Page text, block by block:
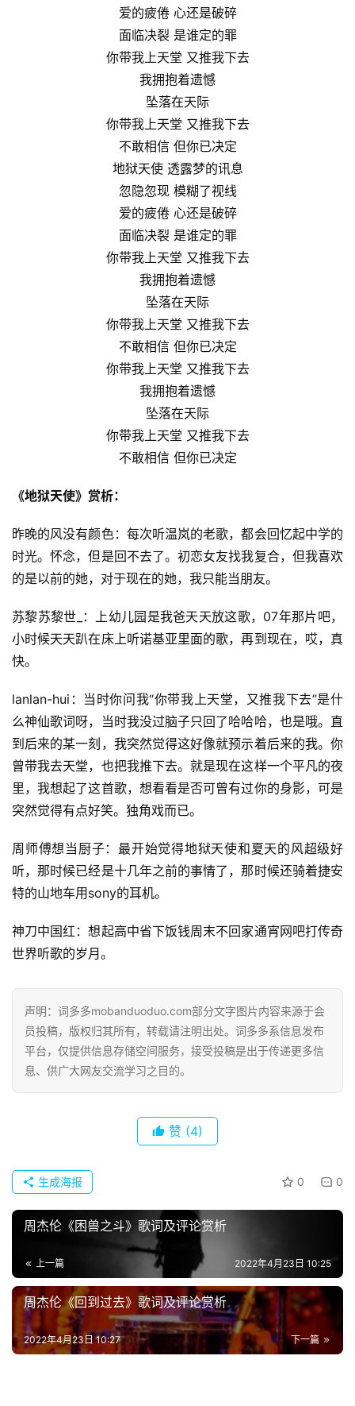
首
页
好
爱的疲倦 心还是破碎
面临决裂 是谁定的罪
你带我上天堂 又推我下去
我拥抱着遗憾
坠落在天际
你带我上天堂 又推我下去
不敢相信 但你已决定
地狱天使 透露梦的讯息
忽隐忽现 模糊了视线
爱的疲倦 心还是破碎
面临决裂 是谁定的罪
你带我上天堂 又推我下去
我拥抱着遗憾
坠落在天际
你带我上天堂 又推我下去
不敢相信 但你已决定
你带我上天堂 又推我下去
我拥抱着遗憾
坠落在天际
你带我上天堂 又推我下去
不敢相信 但你已决定
《地狱天使》赏析：
昨晚的风没有颜色：每次听温岚的老歌，都会回忆起中学的
时光。怀念，但是回不去了。初恋女友找我复合，但我喜欢
的是以前的她，对于现在的她，我只能当朋友。
苏黎苏黎世_：上幼儿园是我爸天天放这歌，07年那片吧，
小时候天天趴在床上听诺基亚里面的歌，再到现在，哎，真
快。
lanlan-hui：当时你问我“你带我上天堂，又推我下去”是什
么神仙歌词呀，当时我没过脑子只回了哈哈哈，也是哦。直
到后来的某一刻，我突然觉得这好像就预示着后来的我。你
曾带我去天堂，也把我推下去。就是现在这样一个平凡的夜
里，我想起了这首歌，想看看是否可曾有过你的身影，可是
突然觉得有点好笑。独角戏而已。
周师傅想当厨子：最开始觉得地狱天使和夏天的风超级好
听，那时候已经是十几年之前的事情了，那时候还骑着捷安
特的山地车用sony的耳机。
神刀中国红：想起高中省下饭钱周末不回家通宵网吧打传奇
世界听歌的岁月。
声明：词多多mobanduoduo.com部分文字图片内容来源于会
员投稿，版权归其所有，转载请注明出处。词多多系信息发布
平台，仅提供信息存储空间服务，接受投稿是出于传递更多信
息、供广大网友交流学习之目的。
赞 (4)
0 0
生成海报
周杰伦《困兽之斗》歌词及评论赏析
上一篇 2022年4月23日 10:25
周杰伦《回到过去》歌词及评论赏析
下一篇
2022年4月23日 10:27